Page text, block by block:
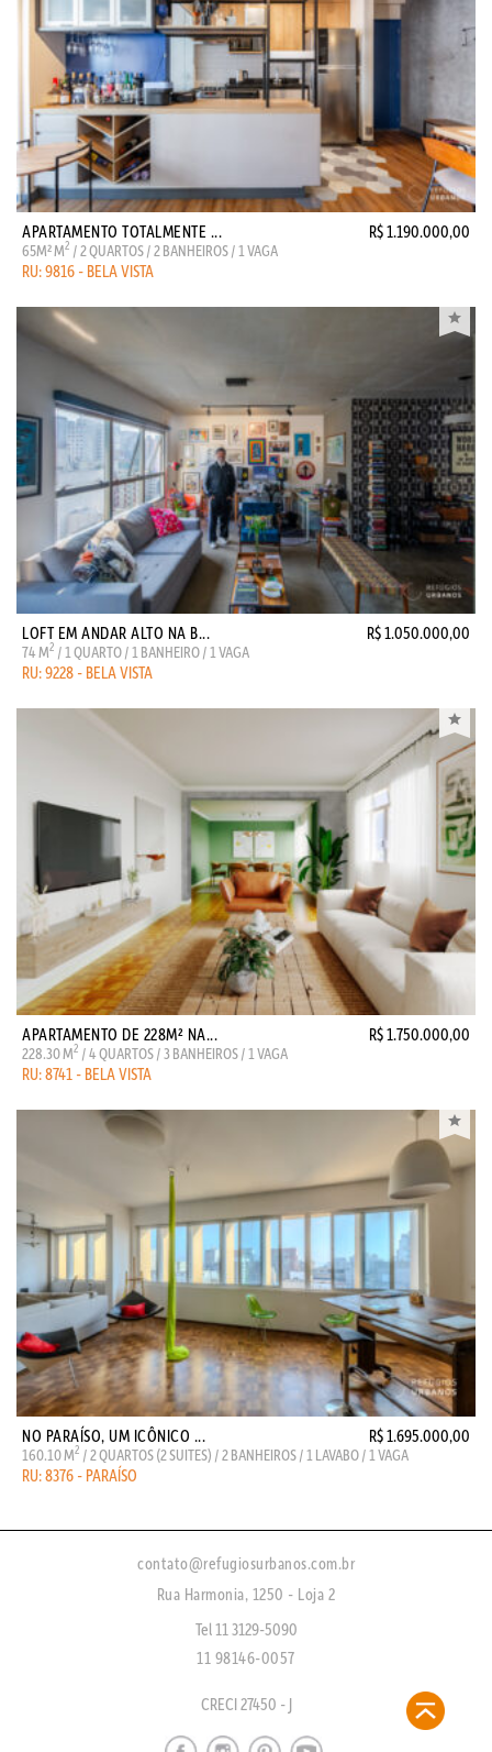
APARTAMENTO TOTALMENTE ... R$ 1.190.000,00
65M² M2 / 2 QUARTOS / 2 BANHEIROS / 1 VAGA
RU: 9816 - BELA VISTA
LOFT EM ANDAR ALTO NA B... R$ 1.050.000,00
74 M2 / 1 QUARTO / 1 BANHEIRO / 1 VAGA
RU: 9228 - BELA VISTA
APARTAMENTO DE 228M² NA... R$ 1.750.000,00
228.30 M2 / 4 QUARTOS / 3 BANHEIROS / 1 VAGA
RU: 8741 - BELA VISTA
NO PARAÍSO, UM ICÔNICO ... R$ 1.695.000,00
160.10 M2 / 2 QUARTOS (2 SUITES) / 2 BANHEIROS / 1 LAVABO / 1 VAGA
RU: 8376 - PARAÍSO
contato@refugiosurbanos.com.br
Rua Harmonia, 1250 - Loja 2
Tel 11 3129-5090
11 98146-0057
CRECI 27450 - J